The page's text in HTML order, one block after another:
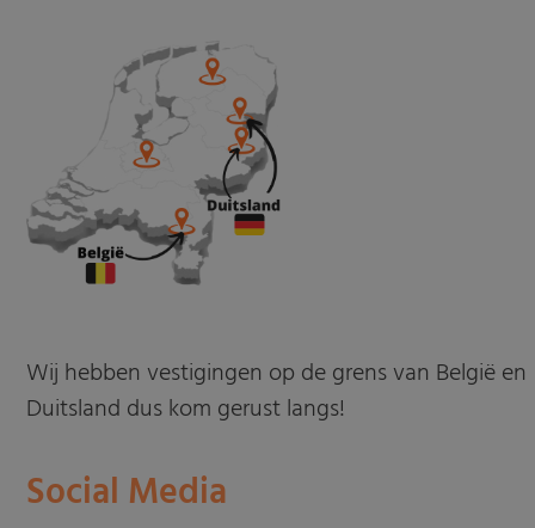
Wij hebben vestigingen op de grens van België en
Duitsland dus kom gerust langs!
Social Media